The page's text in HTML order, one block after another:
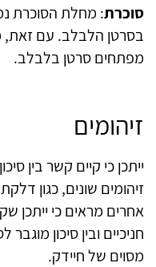
סוכרת: מחלת הסוכרת
בסרטן הלבלב. עם זאת,
מפתחים סרטן בלבלב.
זיהומים
ייתכן כי קיים קשר בין
אחרים מראים כי ייתכן
חניכיים ובין סיכון
מסוים של חיידק.